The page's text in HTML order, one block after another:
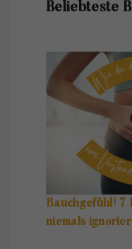
Beliebteste
Bauchgefühl! 7
niemals